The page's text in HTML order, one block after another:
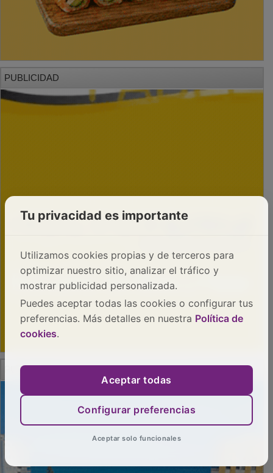
PUBLICIDAD
PUBLICIDAD
Tu privacidad es importante
Utilizamos cookies propias y de terceros para
optimizar nuestro sitio, analizar el tráfico y
mostrar publicidad personalizada.
Puedes aceptar todas las cookies o configurar tus
preferencias. Más detalles en nuestra Política de
cookies.
Aceptar todas
Configurar preferencias
Aceptar solo funcionales